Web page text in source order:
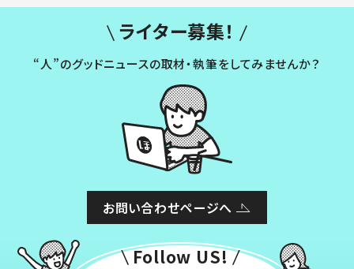
ライター募集！
“人”のグッドニュースの取材・執筆をしてみませんか？
お問い合わせページへ
Follow US!